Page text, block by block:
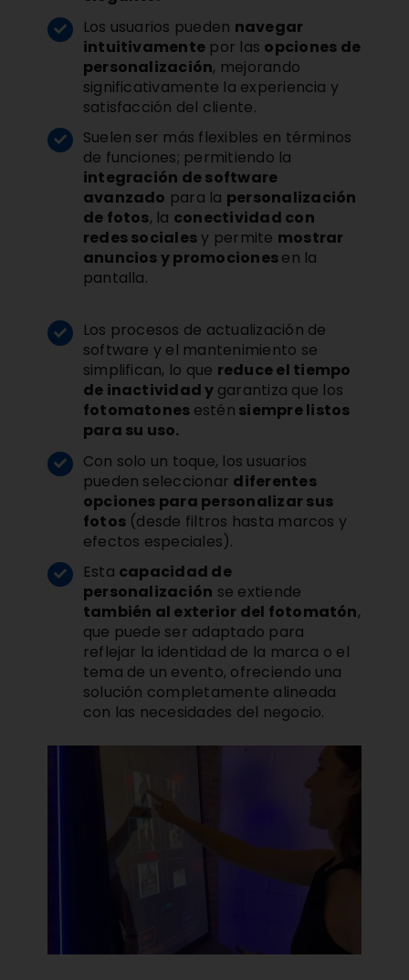
Los usuarios pueden navegar
intuitivamente por las opciones de
personalización, mejorando
significativamente la experiencia y
satisfacción del cliente.
Suelen ser más flexibles en términos
de funciones; permitiendo la
integración de software
avanzado para la personalización
de fotos, la conectividad con
redes socialesy permite mostrar
anuncios y promocionesen la
pantalla.
Los procesos de actualización de
software y el mantenimiento se
simplifican, lo que reduce el tiempo
de inactividad y garantiza que los
fotomatones estén siempre listos
para su uso.
Con solo un toque, los usuarios
pueden seleccionar diferentes
opciones para personalizar sus
fotos (desde filtros hasta marcos y
efectos especiales).
Esta capacidad de
personalización se extiende
también al exterior del fotomatón,
que puede ser adaptado para
reflejar la identidad de la marca o el
tema de un evento, ofreciendo una
solución completamente alineada
con las necesidades del negocio.